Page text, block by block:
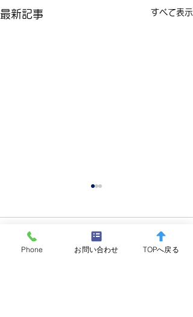
最新記事 すべて表示
コメント
Phone お問い合わせ TOPへ戻る